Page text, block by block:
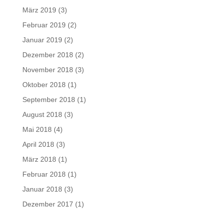
März 2019 (3)
Februar 2019 (2)
Januar 2019 (2)
Dezember 2018 (2)
November 2018 (3)
Oktober 2018 (1)
September 2018 (1)
August 2018 (3)
Mai 2018 (4)
April 2018 (3)
März 2018 (1)
Februar 2018 (1)
Januar 2018 (3)
Dezember 2017 (1)